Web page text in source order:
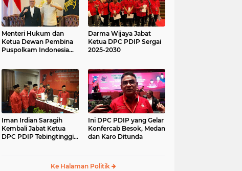
Menteri Hukum dan
Ketua Dewan Pembina
Puspolkam Indonesia
Beserta Agenda
Reformatif dan
Transformatif dalam
Pembangunan Negara
Hukum dan
Kelembagaan
Kementerian Hukum
Darma Wijaya Jabat
Ketua DPC PDIP Sergai
2025-2030
Iman Irdian Saragih
Kembali Jabat Ketua
DPC PDIP Tebingtinggi
Ini DPC PDIP yang Gelar
Konfercab Besok, Medan
dan Karo Ditunda
Ke Halaman Politik